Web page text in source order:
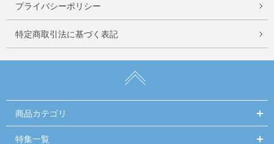
プライバシーポリシー
特定商取引法に基づく表記
商品カテゴリ
特集一覧